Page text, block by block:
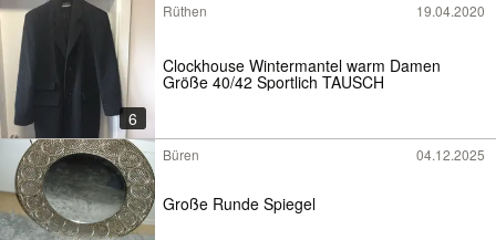
6
Rüthen 19.04.2020
Clockhouse Wintermantel warm Damen
Größe 40/42 Sportlich TAUSCH
Büren 04.12.2025
Große Runde Spiegel